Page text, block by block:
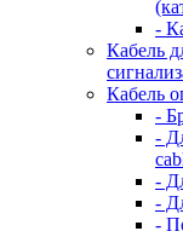
-
Кабель
Кабель
-
-
-
-
-